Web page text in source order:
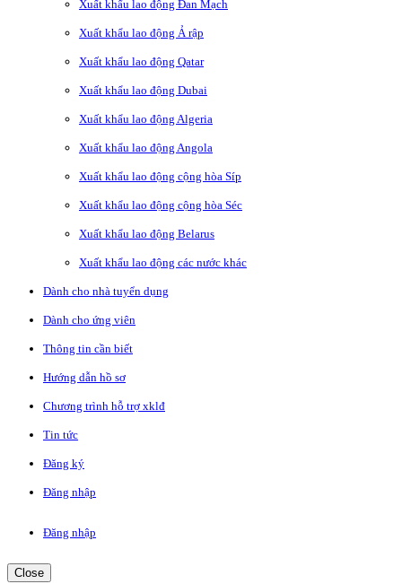
Xuất khẩu lao động Đan Mạch
Xuất khẩu lao động Ả rập
Xuất khẩu lao động Qatar
Xuất khẩu lao động Dubai
Xuất khẩu lao động Algeria
Xuất khẩu lao động Angola
Xuất khẩu lao động cộng hòa Síp
Xuất khẩu lao động cộng hòa Séc
Xuất khẩu lao động Belarus
Xuất khẩu lao động các nước khác
Dành cho nhà tuyển dụng
Dành cho ứng viên
Thông tin cần biết
Hướng dẫn hồ sơ
Chương trình hỗ trợ xklđ
Tin tức
Đăng ký
Đăng nhập
Đăng nhập
Close